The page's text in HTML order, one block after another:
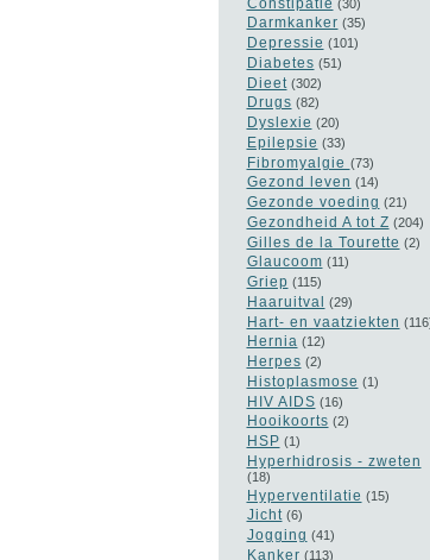
(30)
Darmkanker (35)
Depressie (101)
Diabetes (51)
Dieet (302)
Drugs (82)
Dyslexie (20)
Epilepsie (33)
Fibromyalgie (73)
Gezond leven (14)
Gezonde voeding (21)
Gezondheid A tot Z (204)
Gilles de la Tourette (2)
Glaucoom (11)
Griep (115)
Haaruitval (29)
Hart- en vaatziekten
Hernia (12)
Herpes (2)
Histoplasmose (1)
HIV AIDS (16)
Hooikoorts (2)
HSP (1)
Hyperhidrosis - zweten
(18)
Hyperventilatie (15)
Jicht (6)
Jogging (41)
Kanker (113)